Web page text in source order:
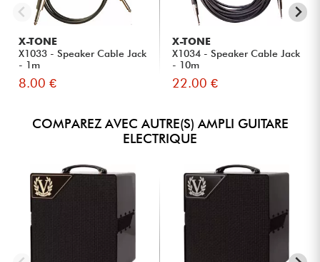
X-TONE
X1033 - Speaker Cable Jack
- 1m
8.00 €
X-TONE
X1034 - Speaker Cable Jack
- 10m
22.00 €
COMPAREZ AVEC AUTRE(S) AMPLI GUITARE
ELECTRIQUE